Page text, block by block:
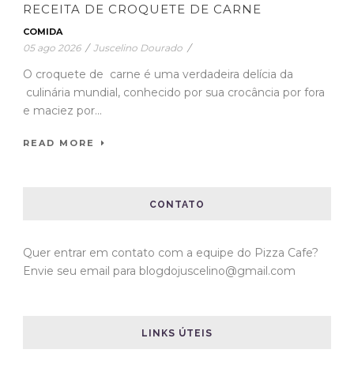
RECEITA DE CROQUETE DE CARNE
COMIDA
05 ago 2026 / Juscelino Dourado /
O croquete de carne é uma verdadeira delícia da
culinária mundial, conhecido por sua crocância por fora
e maciez por...
READ MORE
CONTATO
Quer entrar em contato com a equipe do Pizza Cafe?
Envie seu email para blogdojuscelino@gmail.com
LINKS ÚTEIS